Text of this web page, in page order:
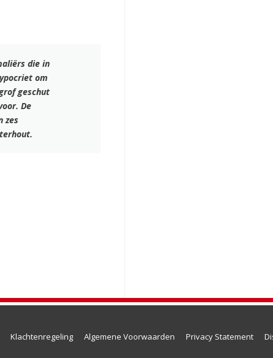
die in
om
geschut
De
zes
Klachtenregeling Algemene Voorwaarden Privacy Statement